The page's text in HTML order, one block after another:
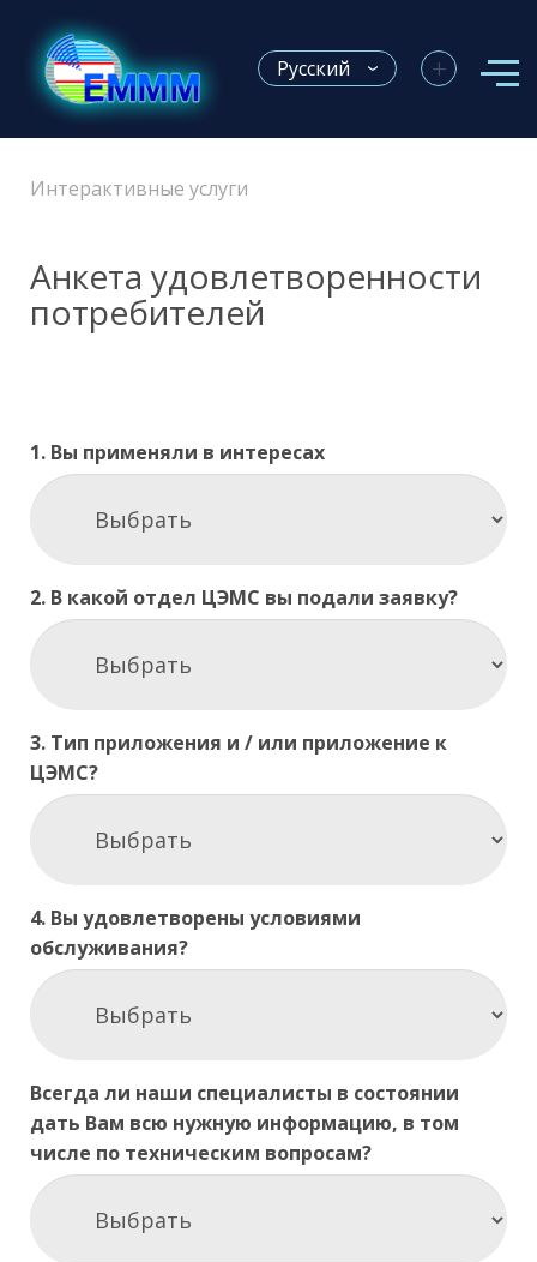
Русский +
Интерактивные услуги
Анкета удовлетворенности
потребителей
1. Вы применяли в интересах
2. В какой отдел ЦЭМС вы подали заявку?
3. Тип приложения и / или приложение к
ЦЭМС?
4. Вы удовлетворены условиями
обслуживания?
Всегда ли наши специалисты в состоянии
дать Вам всю нужную информацию, в том
числе по техническим вопросам?